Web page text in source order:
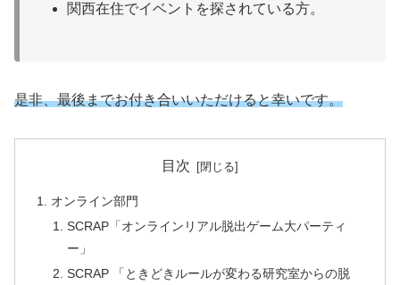
関西在住でイベントを探されている方。
是非、最後までお付き合いいただけると幸いです。
目次
オンライン部門
SCRAP「オンラインリアル脱出ゲーム大パーティ
ー」
SCRAP 「ときどきルールが変わる研究室からの脱